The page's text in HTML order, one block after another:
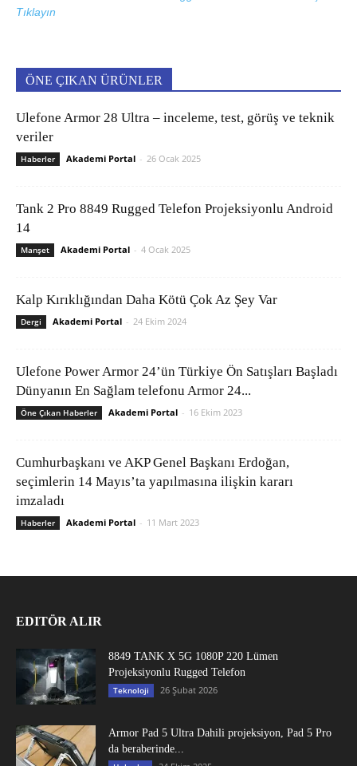
Tıklayın
ÖNE ÇIKAN ÜRÜNLER
Ulefone Armor 28 Ultra – inceleme, test, görüş ve teknik
veriler
Haberler Akademi Portal - 26 Ocak 2025
Tank 2 Pro 8849 Rugged Telefon Projeksiyonlu Android
14
Manşet Akademi Portal - 4 Ocak 2025
Kalp Kırıklığından Daha Kötü Çok Az Şey Var
Dergi Akademi Portal - 24 Ekim 2024
Ulefone Power Armor 24’ün Türkiye Ön Satışları Başladı
Dünyanın En Sağlam telefonu Armor 24...
Öne Çıkan Haberler Akademi Portal - 16 Ekim 2023
Cumhurbaşkanı ve AKP Genel Başkanı Erdoğan,
seçimlerin 14 Mayıs’ta yapılmasına ilişkin kararı
imzaladı
Haberler Akademi Portal - 11 Mart 2023
EDITÖR ALIR
8849 TANK X 5G 1080P 220 Lümen
Projeksiyonlu Rugged Telefon
Teknoloji 26 Şubat 2026
Armor Pad 5 Ultra Dahili projeksiyon, Pad 5 Pro
da beraberinde...